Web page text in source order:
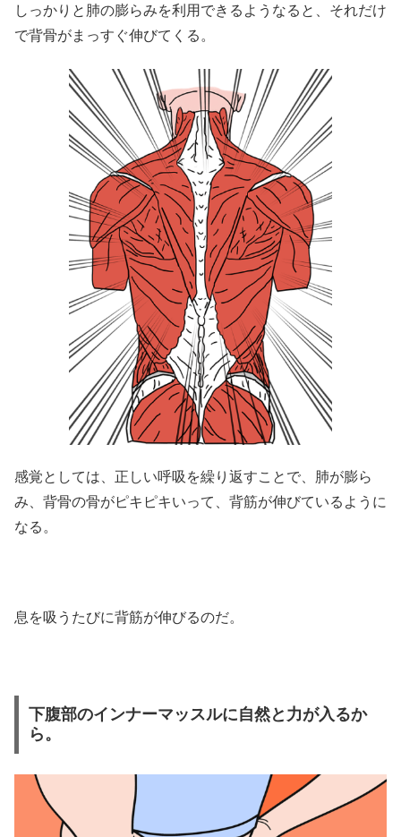
しっかりと肺の膨らみを利用できるようなると、それだけ
で背骨がまっすぐ伸びてくる。
感覚としては、正しい呼吸を繰り返すことで、肺が膨ら
み、背骨の骨がピキピキいって、背筋が伸びているように
なる。
息を吸うたびに背筋が伸びるのだ。
下腹部のインナーマッスルに自然と力が入るか
ら。